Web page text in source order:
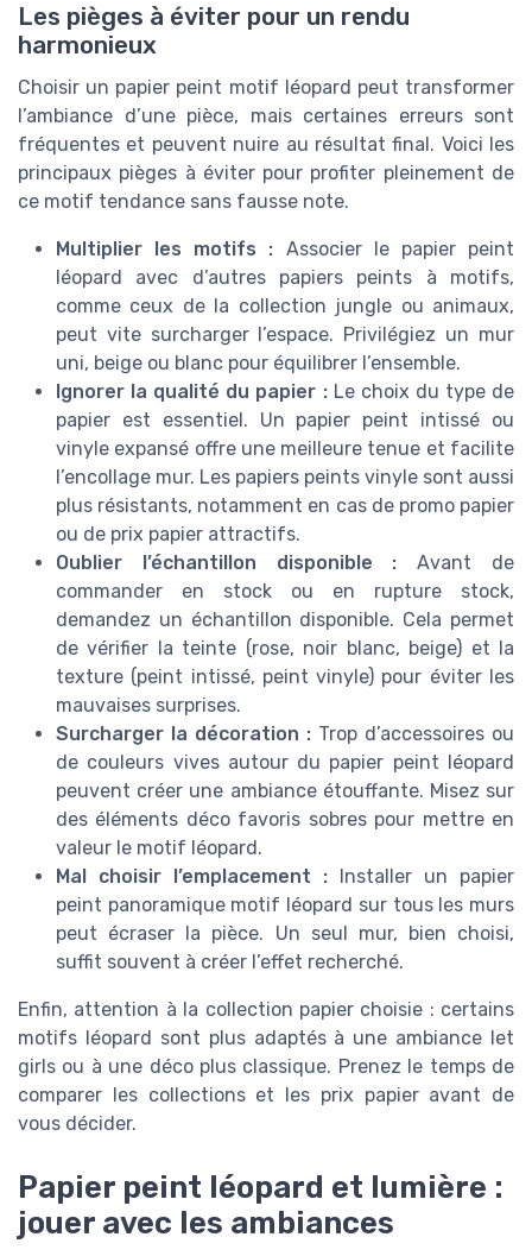
Les pièges à éviter pour un rendu
harmonieux
Choisir un papier peint motif léopard peut transformer
l’ambiance d’une pièce, mais certaines erreurs sont
fréquentes et peuvent nuire au résultat final. Voici les
principaux pièges à éviter pour profiter pleinement de
ce motif tendance sans fausse note.
Multiplier les motifs : Associer le papier peint
léopard avec d’autres papiers peints à motifs,
comme ceux de la collection jungle ou animaux,
peut vite surcharger l’espace. Privilégiez un mur
uni, beige ou blanc pour équilibrer l’ensemble.
Ignorer la qualité du papier :Le choix du type de
papier est essentiel. Un papier peint intissé ou
vinyle expansé offre une meilleure tenue et facilite
l’encollage mur. Les papiers peints vinyle sont aussi
plus résistants, notamment en cas de promo papier
ou de prix papier attractifs.
Oublier l’échantillon disponible : Avant de
commander en stock ou en rupture stock,
demandez un échantillon disponible. Cela permet
de vérifier la teinte (rose, noir blanc, beige) et la
texture (peint intissé, peint vinyle) pour éviter les
mauvaises surprises.
Surcharger la décoration : Trop d’accessoires ou
de couleurs vives autour du papier peint léopard
peuvent créer une ambiance étouffante. Misez sur
des éléments déco favoris sobres pour mettre en
valeur le motif léopard.
Mal choisir l’emplacement : Installer un papier
peint panoramique motif léopard sur tous les murs
peut écraser la pièce. Un seul mur, bien choisi,
suffit souvent à créer l’effet recherché.
Enfin, attention à la collection papier choisie : certains
motifs léopard sont plus adaptés à une ambiance let
girls ou à une déco plus classique. Prenez le temps de
comparer les collections et les prix papier avant de
vous décider.
Papier peint léopard et lumière :
jouer avec les ambiances